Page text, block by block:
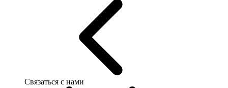
Связаться с нами